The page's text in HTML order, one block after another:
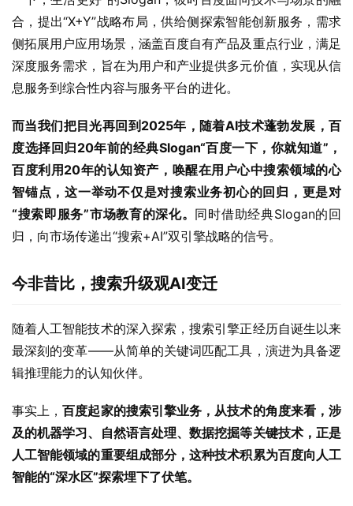
合，提出“X+Y”战略布局，供给侧探索智能创新服务，需求
侧拓展用户应用场景，涵盖百度自有产品及重点行业，满足
深度服务需求，旨在为用户和产业提供多元价值，实现从信
息服务到综合性内容与服务平台的进化。
而当我们把目光再回到2025年，随着AI技术蓬勃发展，百
度选择回归20年前的经典Slogan“百度一下，你就知道”，
百度利用20年的认知资产，唤醒在用户心中搜索领域的心
智锚点，这一举动不仅是对搜索业务初心的回归，更是对
“搜索即服务”市场教育的深化。 同时借助经典Slogan的回
归，向市场传递出“搜索+AI”双引擎战略的信号。
今非昔比，搜索升级观AI变迁
随着人工智能技术的深入探索，搜索引擎正经历自诞生以来
最深刻的变革——从简单的关键词匹配工具，演进为具备逻
辑推理能力的认知伙伴。
事实上，百度起家的搜索引擎业务，从技术的角度来看，涉
及的机器学习、自然语言处理、数据挖掘等关键技术，正是
人工智能领域的重要组成部分，这种技术积累为百度向人工
智能的“深水区”探索埋下了伏笔。